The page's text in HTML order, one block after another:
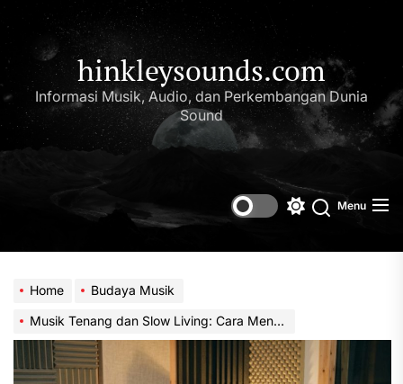
to
content
hinkleysounds.com
Informasi Musik, Audio, dan Perkembangan Dunia
Sound
Switch
mode
Search
Menu
Home
Budaya Musik
Musik Tenang dan Slow Living: Cara Menikmati Hidup Tanpa Terburu-Buru di Era Modern